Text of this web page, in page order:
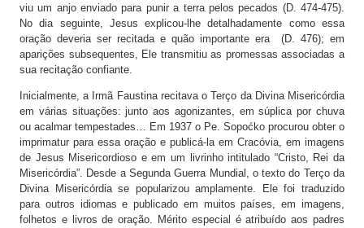
viu um anjo enviado para punir a terra pelos pecados (D. 474-475).
No dia seguinte, Jesus explicou-lhe detalhadamente como essa
oração deveria ser recitada e quão importante era (D. 476); em
aparições subsequentes, Ele transmitiu as promessas associadas a
sua recitação confiante.
Inicialmente, a Irmã Faustina recitava o Terço da Divina Misericórdia
em várias situações: junto aos agonizantes, em súplica por chuva
ou acalmar tempestades… Em 1937 o Pe. Sopoćko procurou obter o
imprimatur para essa oração e publicá-la em Cracóvia, em imagens
de Jesus Misericordioso e em um livrinho intitulado “Cristo, Rei da
Misericórdia”. Desde a Segunda Guerra Mundial, o texto do Terço da
Divina Misericórdia se popularizou amplamente. Ele foi traduzido
para outros idiomas e publicado em muitos países, em imagens,
folhetos e livros de oração. Mérito especial é atribuído aos padres